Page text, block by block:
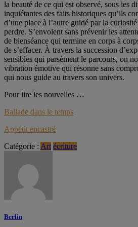
la beauté de ce qui est observé, sous les
inquiétantes des faits historiques qu’ils
d’une place à l’autre guidé par la
perdre. S’envolent sans prévenir les
de bienséance qui termine en corps à
de s’effacer. À travers la succession
sensibles qui parsèment le parcours, on
vibration émotive qui résonne sans
qui nous guide au travers son univers.
Pour lire les nouvelles …
Ballade dans le temps
Appétit encastré
Catégorie : Art écriture
Berlin